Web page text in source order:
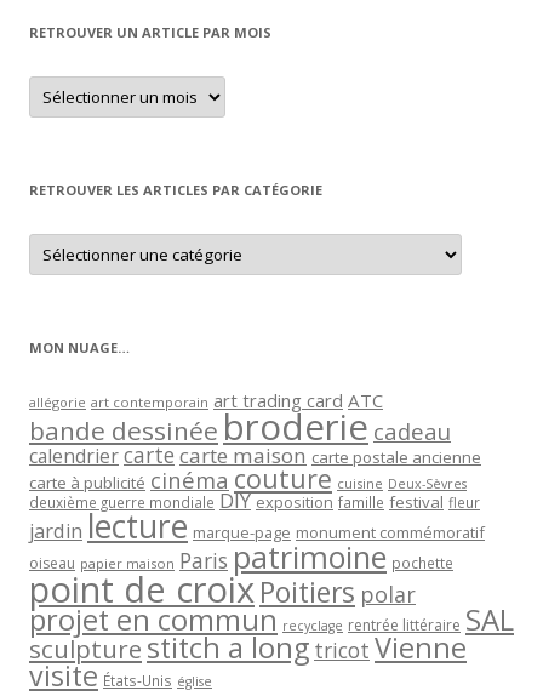
RETROUVER UN ARTICLE PAR MOIS
Retrouver
un
article
RETROUVER LES ARTICLES PAR CATÉGORIE
Retrouver
les
articles
MON NUAGE…
allégorie art contemporain art trading card ATC
bande dessinée broderie cadeau
calendriercartecarte maison carte postale ancienne
carte à publicité cinéma couture cuisine Deux-Sèvres
deuxième guerre mondiale DIY exposition famille festival fleur
jardin lecture marque-page monument commémoratif
oiseau papier maison Paris patrimoine pochette
point de croixPoitiers polar
projet en commun recyclage rentrée littéraire SAL
sculpturestitch a long tricot Vienne
visite États-Unis église